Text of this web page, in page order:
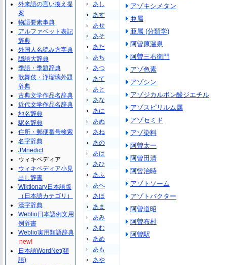
あし
あす
あせ
あそ
あた
あち
あつ
あて
あと
あな
あに
あぬ
あね
あの
あは
あひ
あふ
あへ
あほ
あま
あみ
あむ
あめ
あも
あや
アゾキシメタン
亜属
亜属 (分類学)
阿曽原温泉
阿曽三右衛門
アゾ色素
アゾシン
アゾジカルボン酸ジエチル
アゾスピリルム属
アゾセミド
アゾ染料
阿曽太一
阿曽田清
阿曾治時
アゾトソーム
アゾトバクター
阿曽道昭
阿曽布村
阿曽駅
外来語の言い換え提
案
物語要素事典
アルファベット表記
辞典
外国人名読み方字典
隠語大辞典
季語・季題辞典
歌舞伎・浄瑠璃外題
辞典
古典文学作品名辞典
近代文学作品名辞典
地名辞典
駅名辞典
住所・郵便番号検索
名字辞典
JMnedict
ウィキペディア
ウィキペディア小見
出し辞書
Wiktionary日本語版
（日本語カテゴリ）
漢字辞典
Weblio日本語例文用
例辞書
Weblio実用類語辞典
new!
日本語WordNet(類
語)